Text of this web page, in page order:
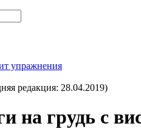
упражнения
редакция: 28.04.2019)
на грудь с